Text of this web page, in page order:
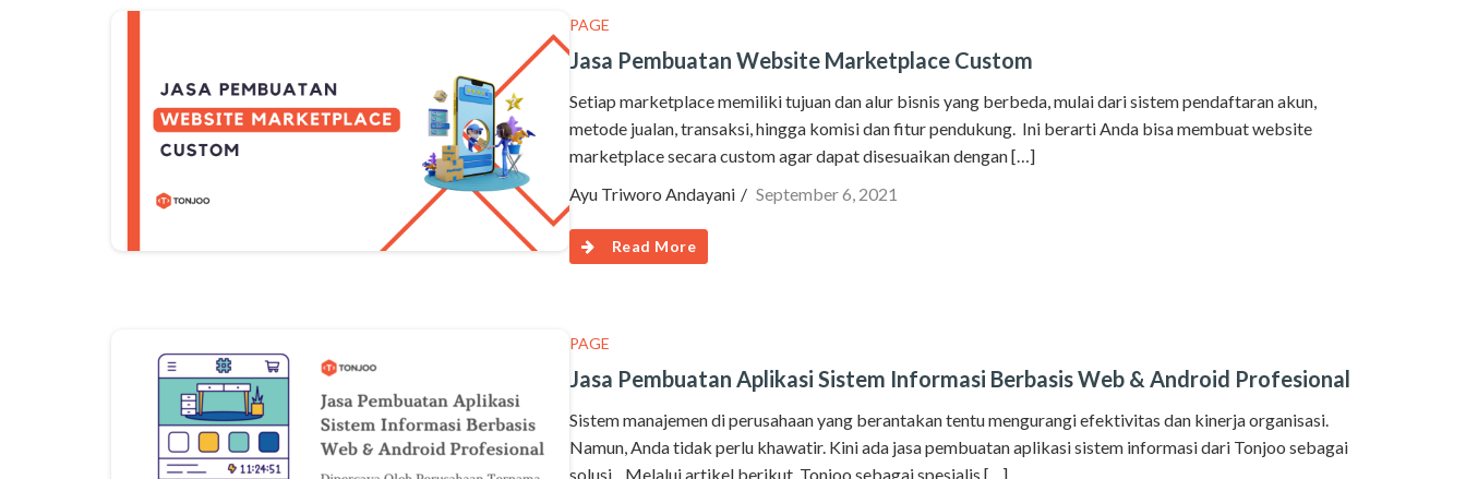
PAGE
Jasa Pembuatan Website Marketplace Custom
Setiap marketplace memiliki tujuan dan alur bisnis yang berbeda, mulai dari sistem pendaftaran akun,
metode jualan, transaksi, hingga komisi dan fitur pendukung. Ini berarti Anda bisa membuat website
marketplace secara custom agar dapat disesuaikan dengan […]
Ayu Triworo Andayani
September 6, 2021
Read More
PAGE
Jasa Pembuatan Aplikasi Sistem Informasi Berbasis Web & Android Profesional
Sistem manajemen di perusahaan yang berantakan tentu mengurangi efektivitas dan kinerja organisasi.
Namun, Anda tidak perlu khawatir. Kini ada jasa pembuatan aplikasi sistem informasi dari Tonjoo sebagai
solusi. Melalui artikel berikut, Tonjoo sebagai spesialis […]